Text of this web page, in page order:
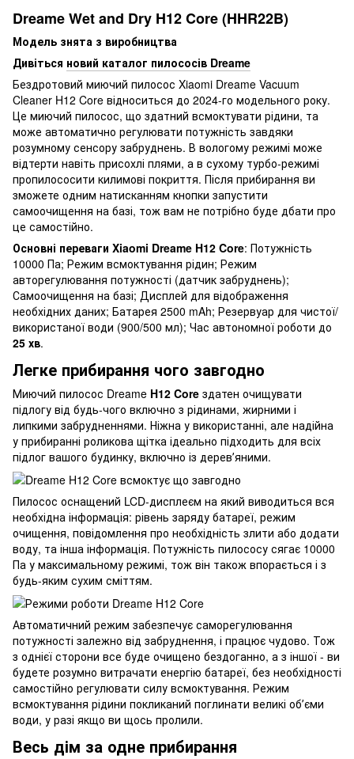
Dreame Wet and Dry H12 Core (HHR22B)
Модель знята з виробництва
Дивіться новий каталог пилососів Dreame
Бездротовий миючий пилосос Xiaomi Dreame Vacuum
Cleaner H12 Core відноситься до 2024-го модельного року.
Це миючий пилосос, що здатний всмоктувати рідини, та
може автоматично регулювати потужність завдяки
розумному сенсору забруднень. В вологому режимі може
відтерти навіть присохлі плями, а в сухому турбо-режимі
пропилососити килимові покриття. Після прибирання ви
зможете одним натисканням кнопки запустити
самоочищення на базі, тож вам не потрібно буде дбати про
це самостійно.
Основні переваги Xiaomi Dreame H12 Core: Потужність
10000 Па; Режим всмоктування рідин; Режим
авторегулювання потужності (датчик забруднень);
Самоочищення на базі; Дисплей для відображення
необхідних даних; Батарея 2500 mAh; Резервуар для чистої/
використаної води (900/500 мл); Час автономної роботи до
25 хв.
Легке прибирання чого завгодно
Миючий пилосос Dreame H12 Core здатен очищувати
підлогу від будь-чого включно з рідинами, жирними і
липкими забрудненнями. Ніжна у використанні, але надійна
у прибиранні роликова щітка ідеально підходить для всіх
підлог вашого будинку, включно із деревʼяними.
Пилосос оснащений LCD-дисплеєм на який виводиться вся
необхідна інформація: рівень заряду батареї, режим
очищення, повідомлення про необхідність злити або додати
воду, та інша інформація. Потужність пилососу сягає 10000
Па у максимальному режимі, тож він також впорається і з
будь-яким сухим сміттям.
Автоматичний режим забезпечує саморегулювання
потужності залежно від забруднення, і працює чудово. Тож
з однієї сторони все буде очищено бездоганно, а з іншої - ви
будете розумно витрачати енергію батареї, без необхідності
самостійно регулювати силу всмоктування. Режим
всмоктування рідини покликаний поглинати великі обʼєми
води, у разі якщо ви щось пролили.
Весь дім за одне прибирання